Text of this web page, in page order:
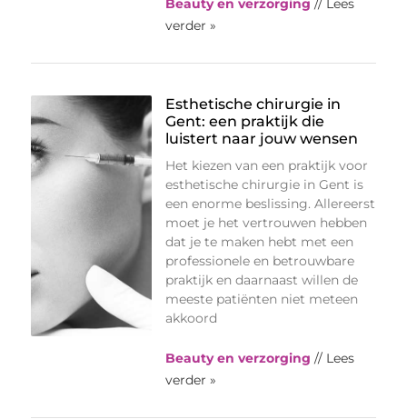
Beauty en verzorging // Lees
verder »
Esthetische chirurgie in
Gent: een praktijk die
luistert naar jouw wensen
Het kiezen van een praktijk voor
esthetische chirurgie in Gent is
een enorme beslissing. Allereerst
moet je het vertrouwen hebben
dat je te maken hebt met een
professionele en betrouwbare
praktijk en daarnaast willen de
meeste patiënten niet meteen
akkoord
Beauty en verzorging // Lees
verder »